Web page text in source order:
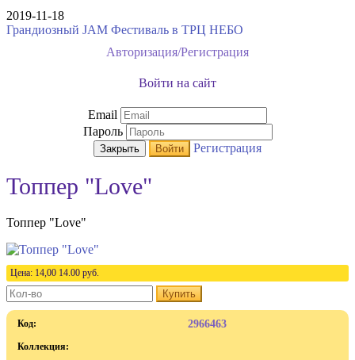
2019-11-18
Грандиозный JAM Фестиваль в ТРЦ НЕБО
Авторизация/Регистрация
Войти на сайт
Email
Пароль
Закрыть Войти Регистрация
Топпер "Love"
Топпер "Love"
Цена: 14,00 14.00 руб.
Купить
Код: 2966463
Коллекция: